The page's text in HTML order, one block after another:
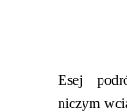
Esej
niczym